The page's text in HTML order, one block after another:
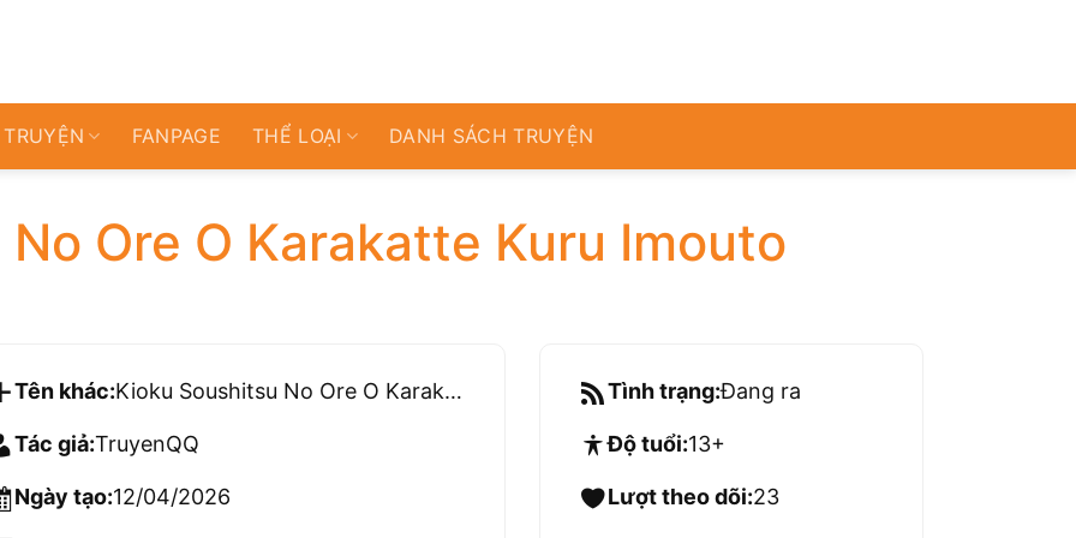
FANPAGE THỂ LOẠI DANH SÁCH TRUYỆN
Ore O Karakatte Kuru Imouto
Tên khác: Kioku Soushitsu No Ore O Karakatte Kuru Imouto
Tác giả:TruyenQQ
Ngày tạo:12/04/2026
Tình trạng:Đang ra
Độ tuổi:13+
Lượt theo dõi:23